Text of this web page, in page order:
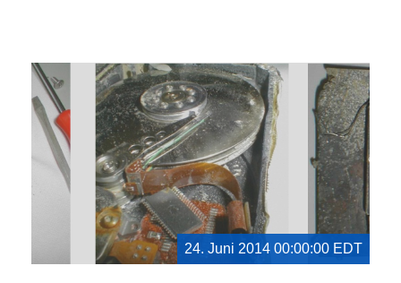
24. Juni 2014 00:00:00 EDT